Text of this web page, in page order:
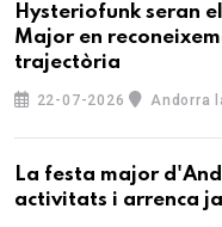
Hysteriofunk seran
Major en
trajectòria
22-07-2026 Andorra
La festa major
activitats i arrenca